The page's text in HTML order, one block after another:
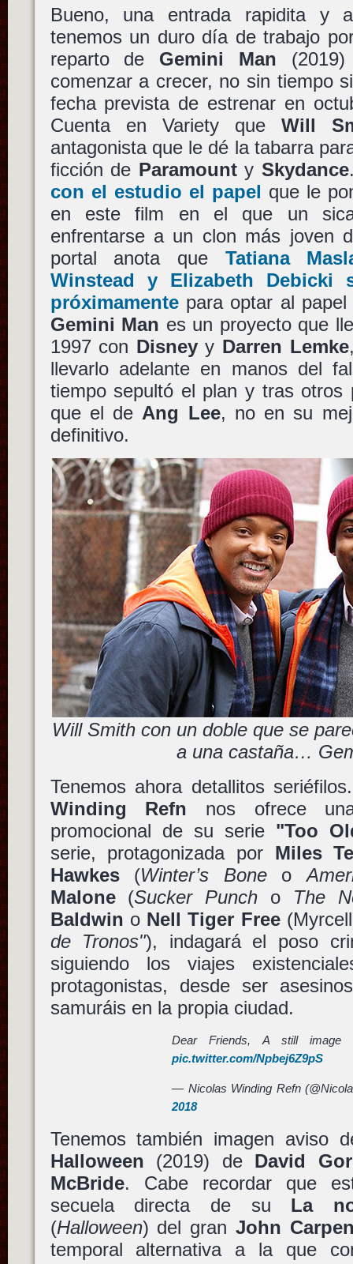
Bueno, una entrada rapidita y
tenemos un duro día de trabajo
reparto de Gemini Man
comenzar a crecer, no sin tiempo
fecha prevista de estrenar en
Cuenta en Variety queWill
antagonista que le dé la tabarra
ficción de Paramounty Skydance
con el estudio el papel que le
en este film en el que un
enfrentarse a un clon más joven
portal anota que Tatiana
Winstead y Elizabeth Debicki
próximamentepara optar al papel
Gemini Man es un proyecto que
1997 con Disneyy Darren Lemke
llevarlo adelante en manos del
tiempo sepultó el plan y tras otros
que el de Ang Lee, no en su
definitivo.
Will Smith con un doble que se
a una castaña…
Tenemos ahora detallitos
Winding Refn nos ofrece
promocional de su serie "Too
serie, protagonizada por Miles
Hawkes(Winter’s Boneo
Malone(Sucker Punch o The
Baldwin o Nell Tiger Free
de Tronos"), indagará el poso
siguiendo los viajes
protagonistas, desde ser
samuráis en la propia ciudad.
Dear Friends, A still image
pic.twitter.com/Npbej6Z9pS
— Nicolas Winding Refn
2018
Tenemos también imagen aviso
Halloween (2019) de David
McBride. Cabe recordar que
secuela directa de su La
(Halloween) del gran John
temporal alternativa a la que